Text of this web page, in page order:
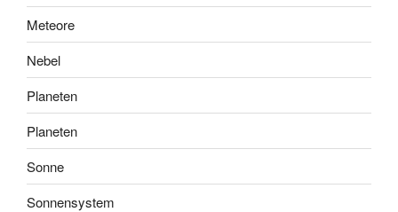
Meteore
Nebel
Planeten
Planeten
Sonne
Sonnensystem